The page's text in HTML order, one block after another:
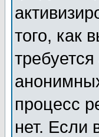
того, как
процесс
нет. Если